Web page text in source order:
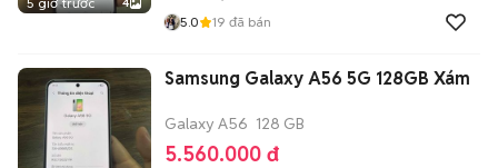
5.0 19 đã bán
Samsung Galaxy A56 5G 128GB Xám
Galaxy A56 128 GB
5.560.000 đ